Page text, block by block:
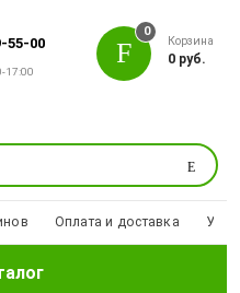
55-00
17:00
Поиск
0
Корзина
0 руб.
Оплата и доставка